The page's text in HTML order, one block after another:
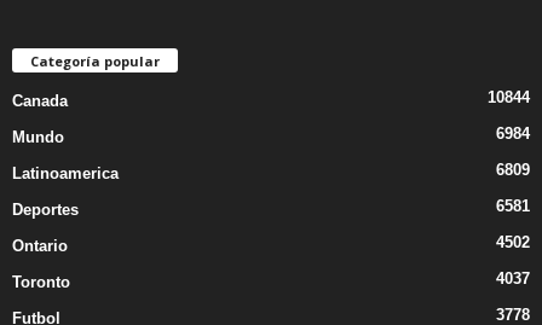
Categoría popular
Canada 10844
Mundo 6984
Latinoamerica 6809
Deportes 6581
Ontario 4502
Toronto 4037
Futbol 3778